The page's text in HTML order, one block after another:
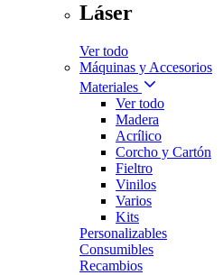
Láser
Ver todo
Máquinas y Accesorios
Materiales
Ver todo
Madera
Acrílico
Corcho y Cartón
Fieltro
Vinilos
Varios
Kits
Personalizables
Consumibles
Recambios